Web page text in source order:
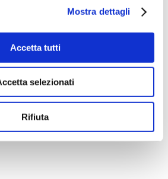
Mostra dettagli
Accetta tutti
selezionati
Rifiuta
ci aspetta!